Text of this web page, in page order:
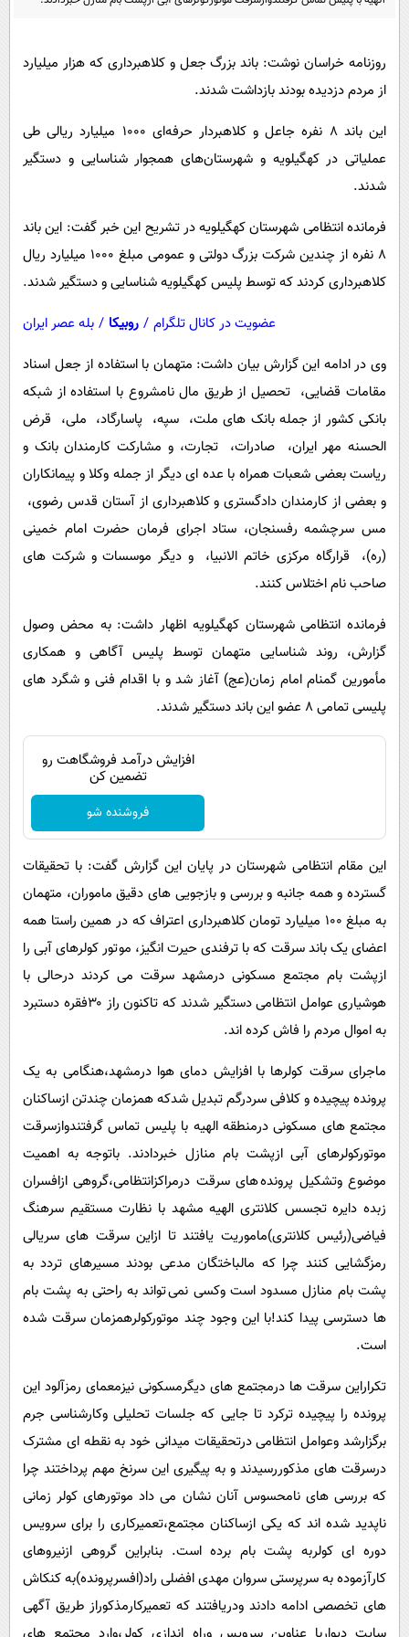
سرگرمی
محیط زیست
اجتماعی
پیامک
آشپزی
روزنامه خراسان نوشت: باند بزرگ جعل و کلاهبرداری که هزار میلیارد
از مردم دزدیده بودند بازداشت شدند.
این باند ۸ نفره جاعل و کلاهبردار حرفه‌ای ۱۰۰۰ میلیارد ریالی طی
عملیاتی در کهگیلویه و شهرستان‌های همجوار شناسایی و دستگیر
شدند.
فرمانده انتظامی شهرستان کهگیلویه در تشریح این خبر گفت: این باند
۸ نفره از چندین شرکت بزرگ دولتی و عمومی مبلغ ۱۰۰۰ میلیارد ریال
کلاهبرداری کردند که توسط پلیس کهگیلویه شناسایی و دستگیر شدند.
عضویت در کانال تلگرام / روبیکا / بله عصر ایران
وی در ادامه این گزارش بیان داشت: متهمان با استفاده از جعل اسناد
مقامات قضایی، تحصیل از طریق مال نامشروع با استفاده از شبکه
بانکی کشور از جمله بانک های ملت، سپه، پاسارگاد، ملی، قرض
الحسنه مهر ایران، صادرات، تجارت، و مشارکت کارمندان بانک و
ریاست بعضی شعبات همراه با عده ای دیگر از جمله وکلا و پیمانکاران
و بعضی از کارمندان دادگستری و کلاهبرداری از آستان قدس رضوی،
مس سرچشمه رفسنجان، ستاد اجرای فرمان حضرت امام خمینی
(ره)، قرارگاه مرکزی خاتم الانبیا، و دیگر موسسات و شرکت های
صاحب نام اختلاس کنند.
فرمانده انتظامی شهرستان کهگیلویه اظهار داشت: به محض وصول
گزارش، روند شناسایی متهمان توسط پلیس آگاهی و همکاری
مأمورین گمنام امام زمان(عج) آغاز شد و با اقدام فنی و شگرد های
پلیسی تمامی 8 عضو این باند دستگیر شدند.
افزایش درآمـد فروشگاهت رو
تضمین کن
فروشنده شو
این مقام انتظامی شهرستان در پایان این گزارش گفت: با تحقیقات
گسترده و همه جانبه و بررسی و بازجویی های دقیق ماموران، متهمان
به مبلغ 100 میلیارد تومان کلاهبرداری اعتراف که در همین راستا همه
اعضای یک باند سرقت که با ترفندی حیرت انگیز، موتور کولرهای آبی را
ازپشت بام مجتمع مسکونی درمشهد سرقت می کردند درحالی با
هوشیاری عوامل انتظامی دستگیر شدند که تاکنون راز ۳۰فقره دستبرد
به اموال مردم را فاش کرده اند.
ماجرای سرقت کولرها با افزایش دمای هوا درمشهد،هنگامی به یک
پرونده پیچیده و کلافی سردرگم تبدیل شدکه همزمان چندتن ازساکنان
مجتمع های مسکونی درمنطقه الهیه با پلیس تماس گرفتندوازسرقت
موتورکولرهای آبی ازپشت بام منازل خبردادند. باتوجه به اهمیت
موضوع وتشکیل پرونده های سرقت درمراکزانتظامی،گروهی ازافسران
زبده دایره تجسس کلانتری الهیه مشهد با نظارت مستقیم سرهنگ
فیاضی(رئیس کلانتری)ماموریت یافتند تا ازاین سرقت های سریالی
رمزگشایی کنند چرا که مالباختگان مدعی بودند مسیرهای تردد به
پشت بام منازل مسدود است وکسی نمی تواند به راحتی به پشت بام
ها دسترسی پیدا کند!با این وجود چند موتورکولرهمزمان سرقت شده
است.
تکراراین سرقت ها درمجتمع های دیگرمسکونی نیزمعمای رمزآلود این
پرونده را پیچیده ترکرد تا جایی که جلسات تحلیلی وکارشناسی جرم
برگزارشد وعوامل انتظامی درتحقیقات میدانی خود به نقطه ای مشترک
درسرقت های مذکوررسیدند و به پیگیری این سرنخ مهم پرداختند چرا
که بررسی های نامحسوس آنان نشان می داد موتورهای کولر زمانی
ناپدید شده اند که یکی ازساکنان مجتمع،تعمیرکاری را برای سرویس
دوره ای کولربه پشت بام برده است. بنابراین گروهی ازنیروهای
کارآزموده به سرپرستی سروان مهدی افضلی راد(افسرپرونده)به کنکاش
های تخصصی ادامه دادند ودریافتند که تعمیرکارمذکوراز طریق آگهی